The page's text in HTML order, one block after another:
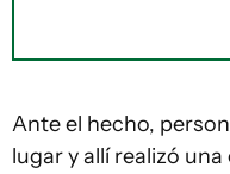
Ante el hecho,
lugar y allí realizó